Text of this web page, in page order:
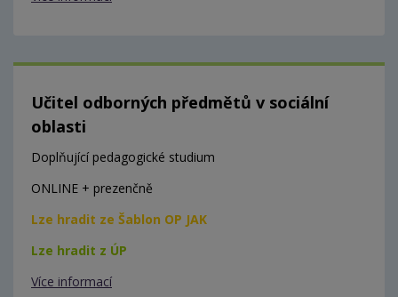
Učitel odborných předmětů v sociální
oblasti
Doplňující pedagogické studium
ONLINE + prezenčně
Lze hradit ze Šablon OP JAK
Lze hradit z ÚP
Více informací